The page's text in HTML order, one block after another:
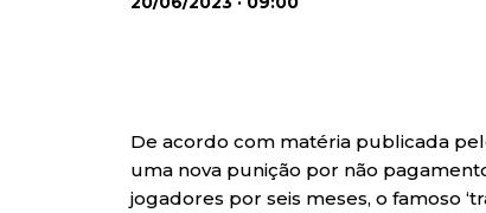
De acordo com matéria publicada
uma nova punição por não
jogadores por seis meses, o famoso